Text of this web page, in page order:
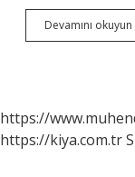
Devamını okuyun
https://
https://kiya.com.tr